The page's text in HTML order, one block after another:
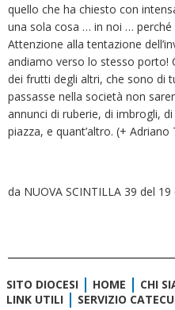
quello che ha chiesto con
una sola cosa … in noi … perché
Attenzione alla tentazione
andiamo verso lo stesso porto!
dei frutti degli altri, che sono di
passasse nella società non
annunci di ruberie, di imbrogli,
piazza, e quant’altro. (+ Adriano
da NUOVA SCINTILLA 39 del
SITO DIOCESI HOME CHI
LINK UTILI
SERVIZIO